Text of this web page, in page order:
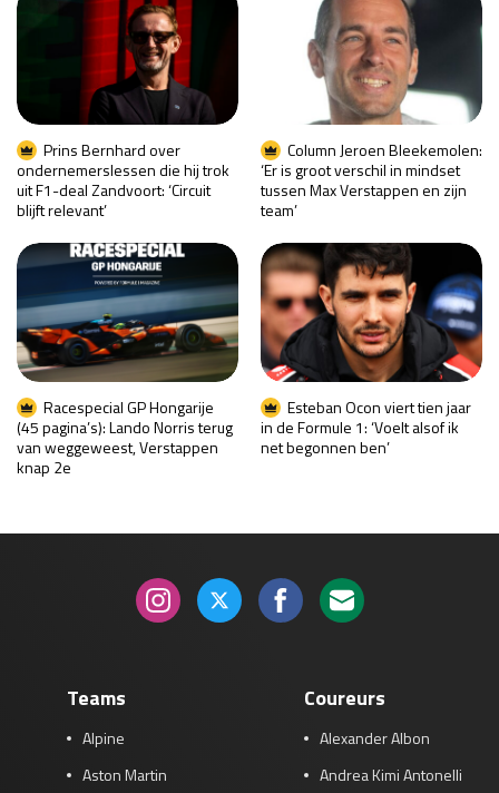
Prins Bernhard over
ondernemerslessen die hij trok
uit F1-deal Zandvoort: ‘Circuit
blijft relevant’
Column Jeroen Bleekemolen:
‘Er is groot verschil in mindset
tussen Max Verstappen en zijn
team’
Racespecial GP Hongarije
(45 pagina’s): Lando Norris terug
van weggeweest, Verstappen
knap 2e
Esteban Ocon viert tien jaar
in de Formule 1: ‘Voelt alsof ik
net begonnen ben’
Teams
Alpine
Aston Martin
Coureurs
Alexander Albon
Andrea Kimi Antonelli